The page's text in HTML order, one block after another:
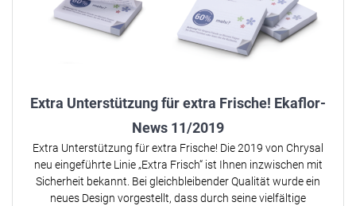
Extra Unterstützung für extra Frische! Ekaflor-
News 11/2019
Extra Unterstützung für extra Frische! Die 2019 von Chrysal
neu eingeführte Linie „Extra Frisch“ ist Ihnen inzwischen mit
Sicherheit bekannt. Bei gleichbleibender Qualität wurde ein
neues Design vorgestellt, dass durch seine vielfältige